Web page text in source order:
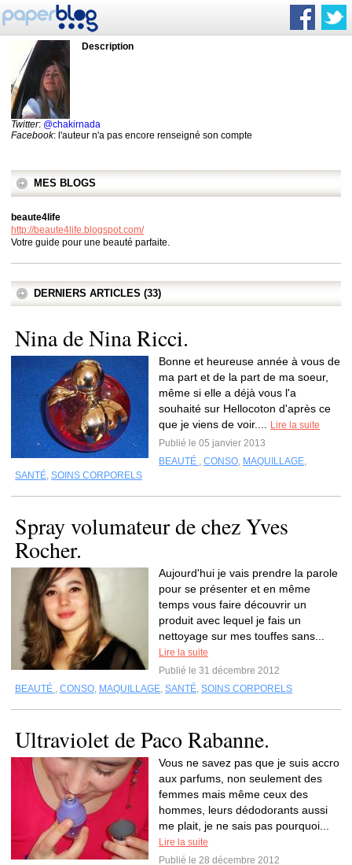
Description
Twitter: @chakirnada
Facebook: l'auteur n'a pas encore renseigné son compte
MES BLOGS
beaute4life
http://beaute4life.blogspot.com/
Votre guide pour une beauté parfaite.
DERNIERS ARTICLES (33)
Nina de Nina Ricci.
Bonne et heureuse année à vous de
ma part et de la part de ma soeur,
même si elle a déjà vous l'a
souhaité sur Hellocoton d'après ce
que je viens de voir....
Lire la suite
Publié le 05 janvier 2013
BEAUTÉ , CONSO, MAQUILLAGE,
SANTÉ, SOINS CORPORELS
Spray volumateur de chez Yves
Rocher.
Aujourd'hui je vais prendre la parole
pour se présenter et en même
temps vous faire découvrir un
produit avec lequel je fais un
nettoyage sur mes touffes sans...
Lire la suite
Publié le 31 décembre 2012
BEAUTÉ , CONSO, MAQUILLAGE, SANTÉ, SOINS CORPORELS
Ultraviolet de Paco Rabanne.
Vous ne savez pas que je suis accro
aux parfums, non seulement des
femmes mais même ceux des
hommes, leurs dédodorants aussi
me plait, je ne sais pas pourquoi...
Lire la suite
Publié le 28 décembre 2012